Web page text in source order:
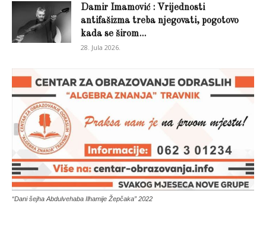
Damir Imamović : Vrijednosti
antifašizma treba njegovati, pogotovo
kada se širom...
28. Jula 2026.
“Dani šejha Abdulvehaba Ilhamije Žepčaka” 2022